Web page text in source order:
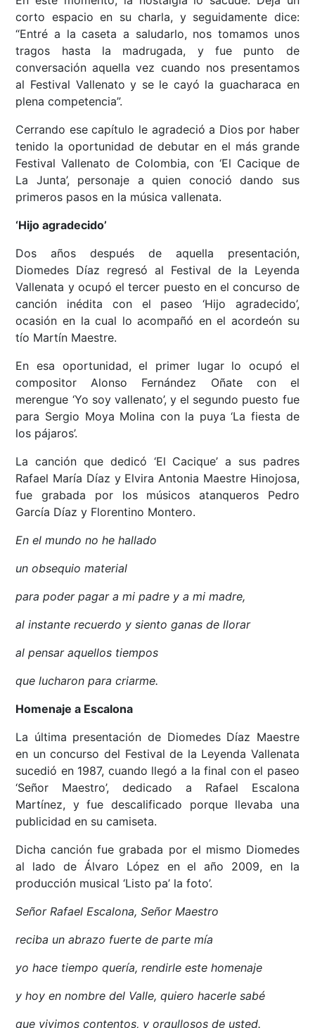
corto espacio en su charla, y seguidamente dice:
“Entré a la caseta a saludarlo, nos tomamos unos
tragos hasta la madrugada, y fue punto de
conversación aquella vez cuando nos presentamos
al Festival Vallenato y se le cayó la guacharaca en
plena competencia”.
Cerrando ese capítulo le agradeció a Dios por haber
tenido la oportunidad de debutar en el más grande
Festival Vallenato de Colombia, con ‘El Cacique de
La Junta’, personaje a quien conoció dando sus
primeros pasos en la música vallenata.
‘Hijo agradecido’
Dos años después de aquella presentación,
Diomedes Díaz regresó al Festival de la Leyenda
Vallenata y ocupó el tercer puesto en el concurso de
canción inédita con el paseo ‘Hijo agradecido’,
ocasión en la cual lo acompañó en el acordeón su
tío Martín Maestre.
En esa oportunidad, el primer lugar lo ocupó el
compositor Alonso Fernández Oñate con el
merengue ‘Yo soy vallenato’, y el segundo puesto fue
para Sergio Moya Molina con la puya ‘La fiesta de
los pájaros’.
La canción que dedicó ‘El Cacique’ a sus padres
Rafael María Díaz y Elvira Antonia Maestre Hinojosa,
fue grabada por los músicos atanqueros Pedro
García Díaz y Florentino Montero.
En el mundo no he hallado
un obsequio material
para poder pagar a mi padre y a mi madre,
al instante recuerdo y siento ganas de llorar
al pensar aquellos tiempos
que lucharon para criarme.
Homenaje a Escalona
La última presentación de Diomedes Díaz Maestre
en un concurso del Festival de la Leyenda Vallenata
sucedió en 1987, cuando llegó a la final con el paseo
‘Señor Maestro’, dedicado a Rafael Escalona
Martínez, y fue descalificado porque llevaba una
publicidad en su camiseta.
Dicha canción fue grabada por el mismo Diomedes
al lado de Álvaro López en el año 2009, en la
producción musical ‘Listo pa’ la foto’.
Señor Rafael Escalona, Señor Maestro
reciba un abrazo fuerte de parte mía
yo hace tiempo quería, rendirle este homenaje
y hoy en nombre del Valle, quiero hacerle sabé
que vivimos contentos, y orgullosos de usted.